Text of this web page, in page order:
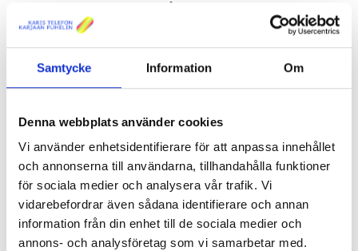
Samtycke Information Om
Denna webbplats använder cookies
Vi använder enhetsidentifierare för att anpassa innehållet
och annonserna till användarna, tillhandahålla funktioner
för sociala medier och analysera vår trafik. Vi
vidarebefordrar även sådana identifierare och annan
information från din enhet till de sociala medier och
annons- och analysföretag som vi samarbetar med.
Centrum- och landsbygdsområdena i Hangö är i stort sett
anslutna till vårt fibernät, och både invånare i bostadsbolag och
egnahemshus samt företag surfar redan hos oss med hisnande
hastigheter.
och underhållstjänster i det allt mera digitaliserade samhället.